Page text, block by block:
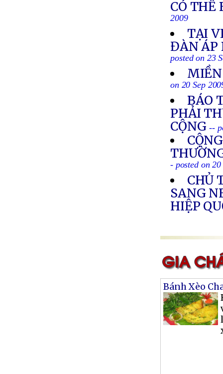
CÓ
2009
TẠI
ĐÀN ÁP
posted on 23
MIỀN
on 20 Sep
BÁO
PHẢI
CỘNG --
- posted on
CHỦ
SANG
HIỆP
Bánh Xèo